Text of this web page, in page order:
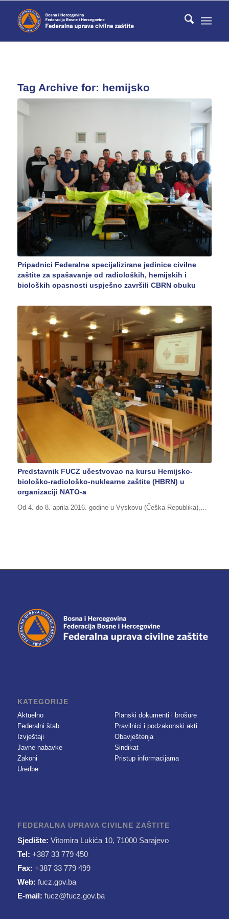
Tag Archive for: hemijsko
Pripadnici Federalne specijalizirane jedinice civilne
zaštite za spašavanje od radioloških, hemijskih i
bioloških opasnosti uspješno završili CBRN obuku
Predstavnik FUCZ učestvovao na kursu Hemijsko-
biološko-radiološko-nuklearne zaštite (HBRN) u
organizaciji NATO-a
Od 4. do 8. aprila 2016. godine u Vyskovu (Češka Republika),…
KATEGORIJE
Aktuelno
Federalni štab
Izvještaji
Javne nabavke
Zakoni
Uredbe
Planski dokumenti i brošure
Pravilnici i podzakonski akti
Obavještenja
Sindikat
Pristup informacijama
FEDERALNA UPRAVA CIVILNE ZAŠTITE
Sjedište: Vitomira Lukića 10, 71000 Sarajevo
Tel: +387 33 779 450
Fax: +387 33 779 499
Web: fucz.gov.ba
E-mail: fucz@fucz.gov.ba